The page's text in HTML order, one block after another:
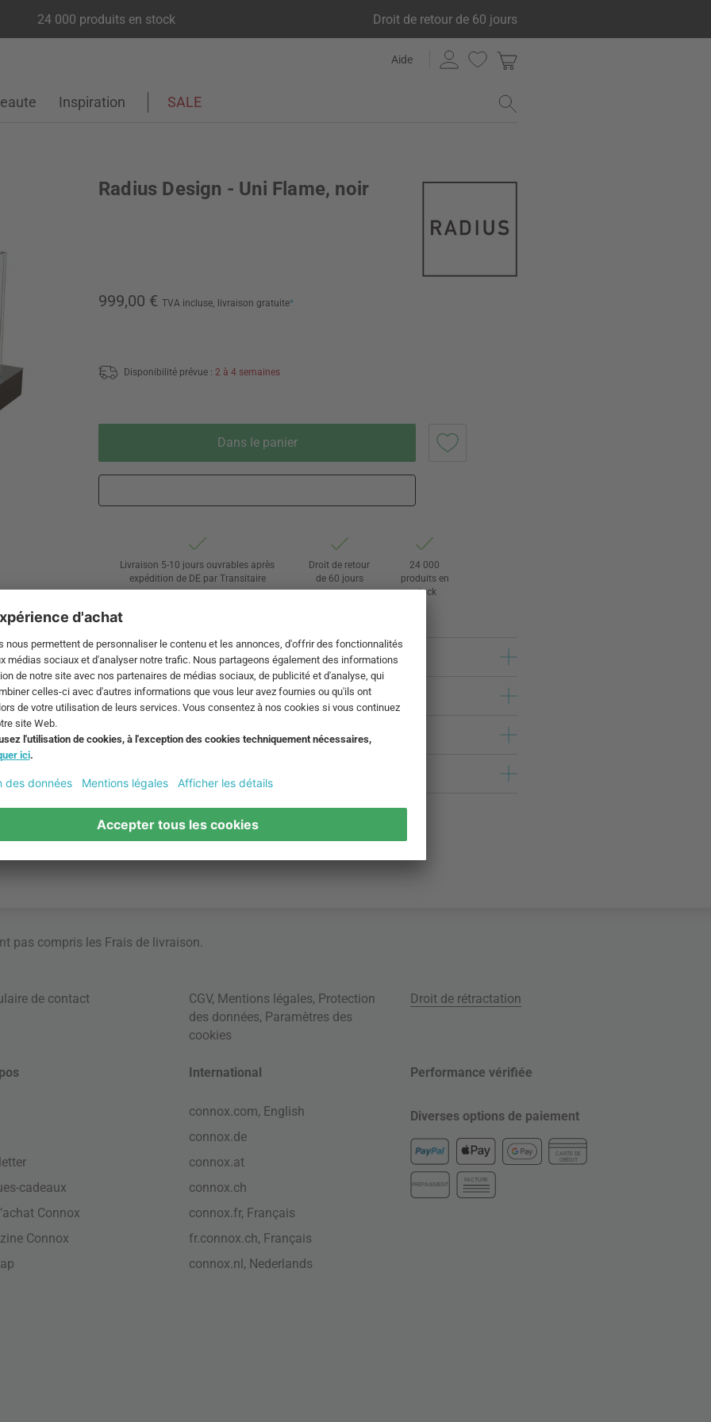
24 000 produits en stock Droit de retour de 60 jours
Aide
Inspiration SALE
Radius Design - Uni Flame, noir
999,00 € TVA incluse, livraison gratuite*
Disponibilité prévue : 2 à 4 semaines
Dans le panier
Livraison 5-10 jours ouvrables après
expédition de DE par Transitaire
Droit de retour
de 60 jours
24 000
produits en
stock
pas compris les Frais de livraison.
de contact CGV, Mentions légales, Protection
des données, Paramètres des
cookies
Droit de rétractation
cadeaux
Connox
Connox
International
connox.com, English
connox.de
connox.at
connox.ch
connox.fr, Français
fr.connox.ch, Français
connox.nl, Nederlands
Performance vérifiée
Diverses options de paiement
CARTE DE
CRÉDIT
PRÉPAIEMENT
FACTURE